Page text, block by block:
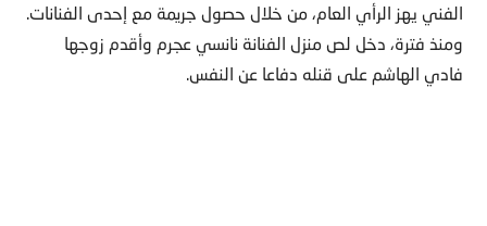
الفني يهز الرأي العام، من خلال حصول جريمة مع إحدى الفنانات.
ومنذ فترة، دخل لص منزل الفنانة نانسي عجرم وأقدم زوجها
فادي الهاشم على قنله دفاعا عن النفس.